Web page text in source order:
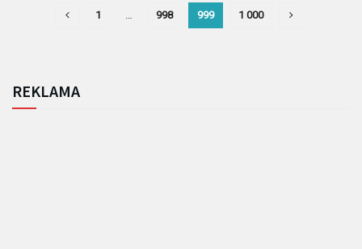
1 998 999 1 000
REKLAMA